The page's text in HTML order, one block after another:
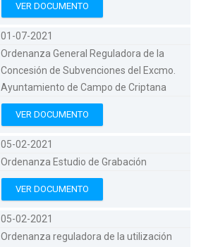
VER DOCUMENTO
01-07-2021
Ordenanza General Reguladora de la
Concesión de Subvenciones del Excmo.
Ayuntamiento de Campo de Criptana
VER DOCUMENTO
05-02-2021
Ordenanza Estudio de Grabación
VER DOCUMENTO
05-02-2021
Ordenanza reguladora de la utilización